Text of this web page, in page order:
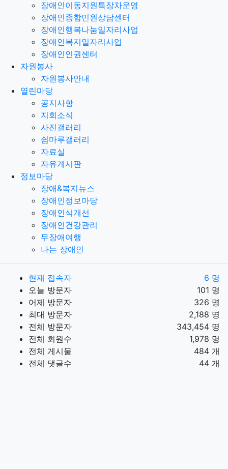
장애인이동지원특장차운영
장애인종합민원상담센터
장애인행복나눔일자리사업
장애인복지일자리사업
장애인인권센터
자원봉사
자원봉사안내
열린마당
공지사항
지회소식
사진갤러리
쉼마루갤러리
자료실
자유게시판
정보마당
장애&복지뉴스
장애인정보마당
장애인식개선
장애인건강관리
무장애여행
나는 장애인
현재 접속자
6 명
오늘 방문자
101 명
어제 방문자
326 명
최대 방문자
2,188 명
전체 방문자
343,454 명
전체 회원수
1,978 명
전체 게시물
484 개
전체 댓글수
44 개